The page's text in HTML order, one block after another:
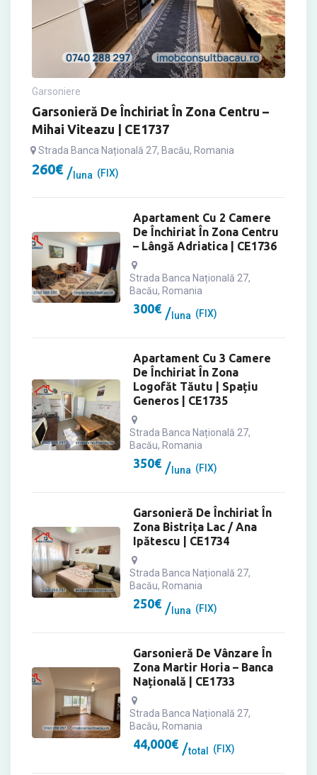
Garsoniere
Garsonieră De Închiriat În Zona Centru –
Mihai Viteazu | CE1737
Strada Banca Națională 27, Bacău, Romania
260€ luna (FIX)
Apartament Cu 2 Camere
De Închiriat În Zona Centru
– Lângă Adriatica | CE1736
Strada Banca Națională 27,
Bacău, Romania
300€ luna (FIX)
Apartament Cu 3 Camere
De Închiriat În Zona
Logofăt Tăutu | Spațiu
Generos | CE1735
Strada Banca Națională 27,
Bacău, Romania
350€ luna (FIX)
Garsonieră De Închiriat În
Zona Bistrița Lac / Ana
Ipătescu | CE1734
Strada Banca Națională 27,
Bacău, Romania
250€ luna (FIX)
Garsonieră De Vânzare În
Zona Martir Horia – Banca
Națională | CE1733
Strada Banca Națională 27,
Bacău, Romania
44,000€ total (FIX)